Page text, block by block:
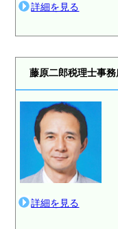
詳細を見る
藤原二郎税理士事務
詳細を見る